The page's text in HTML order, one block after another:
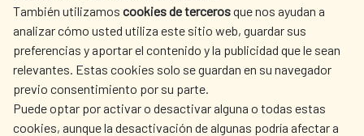
También utilizamos cookies de tercerosque nos ayudan a
analizar cómo usted utiliza este sitio web, guardar sus
preferencias y aportar el contenido y la publicidad que le sean
relevantes. Estas cookies solo se guardan en su navegador
previo consentimiento por su parte.
Puede optar por activar o desactivar alguna o todas estas
cookies, aunque la desactivación de algunas podría afectar a
CULTURE AND SCIENCE LIBRARY
OUR SOCIAL MEDIA